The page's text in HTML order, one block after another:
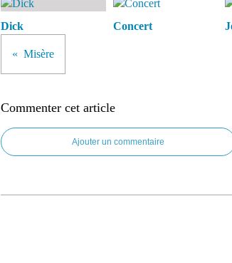
Dick Concert
Misère
Commenter cet article
Ajouter un commentaire